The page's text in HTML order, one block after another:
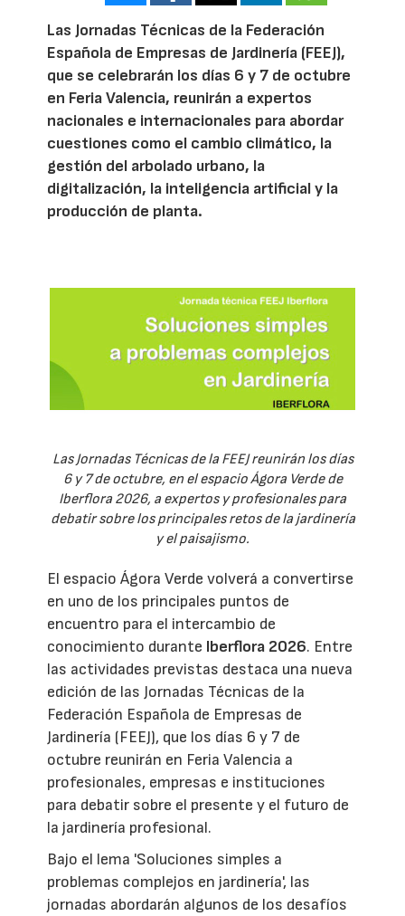
Las Jornadas Técnicas de la Federación
Española de Empresas de Jardinería (FEEJ),
que se celebrarán los días 6 y 7 de octubre
en Feria Valencia, reunirán a expertos
nacionales e internacionales para abordar
cuestiones como el cambio climático, la
gestión del arbolado urbano, la
digitalización, la inteligencia artificial y la
producción de planta.
Las Jornadas Técnicas de la FEEJ reunirán los días
6 y 7 de octubre, en el espacio Ágora Verde de
Iberflora 2026, a expertos y profesionales para
debatir sobre los principales retos de la jardinería
y el paisajismo.
El espacio Ágora Verde volverá a convertirse
en uno de los principales puntos de
encuentro para el intercambio de
conocimiento durante Iberflora 2026. Entre
las actividades previstas destaca una nueva
edición de las Jornadas Técnicas de la
Federación Española de Empresas de
Jardinería (FEEJ), que los días 6 y 7 de
octubre reunirán en Feria Valencia a
profesionales, empresas e instituciones
para debatir sobre el presente y el futuro de
la jardinería profesional.
Bajo el lema 'Soluciones simples a
problemas complejos en jardinería', las
jornadas abordarán algunos de los desafíos